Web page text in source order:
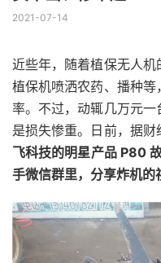
2021-07-14
近些年，随着植保无人机
植保机喷洒农药、播种
率。不过，动辄几万元
是损失惨重。日前，据财
飞科技的明星产品 P80
手微信群里，分享炸机的